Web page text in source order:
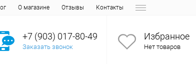
О магазине Отзывы Контакты
+7 (903) 017-80-49
Заказать звонок
Избранное
Нет товаров